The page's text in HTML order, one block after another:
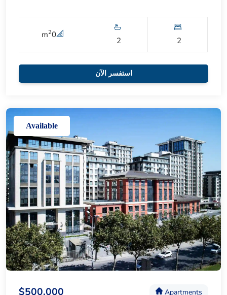
2
2
0
m2
استفسر الآن
Available
Apartments
$500,000